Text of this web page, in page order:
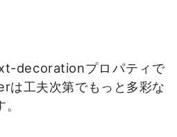
decorationプロパティで
は工夫次第でもっと多彩な